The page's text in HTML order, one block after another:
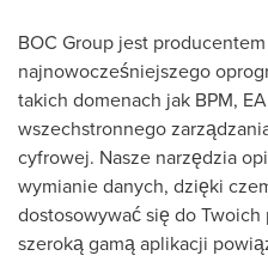
BOC Group jest
najnowocześniejszego
takich domenach jak BPM,
wszechstronnego
cyfrowej. Nasze narzędzia
wymianie danych, dzięki
dostosowywać się do Twoich
szeroką gamą aplikacji